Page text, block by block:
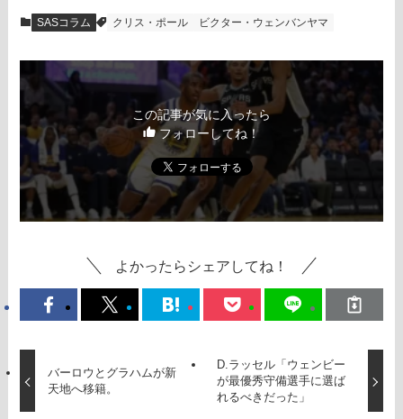
SASコラム クリス・ポール ビクター・ウェンバンヤマ
この記事が気に入ったら
フォローしてね！
よかったらシェアしてね！
バーロウとグラハムが新
天地へ移籍。
D.ラッセル「ウェンビー
が最優秀守備選手に選ば
れるべきだった」